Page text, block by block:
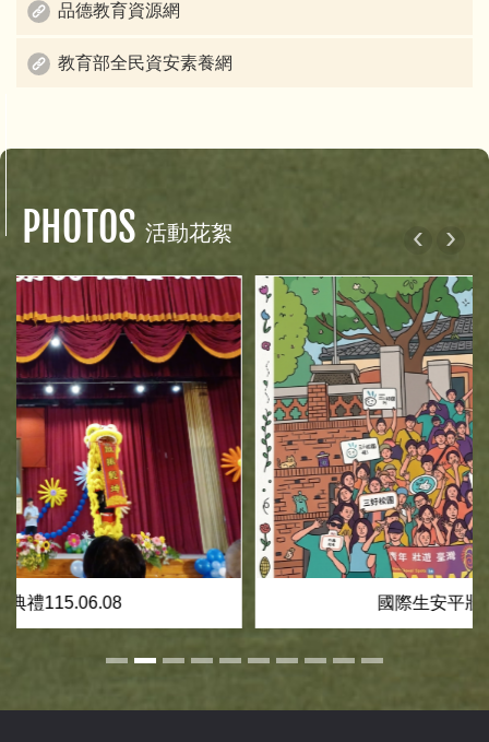
品德教育資源網
教育部全民資安素養網
PHOTOS 活動花絮
國際生安平壯遊115.05.28
‹ ›